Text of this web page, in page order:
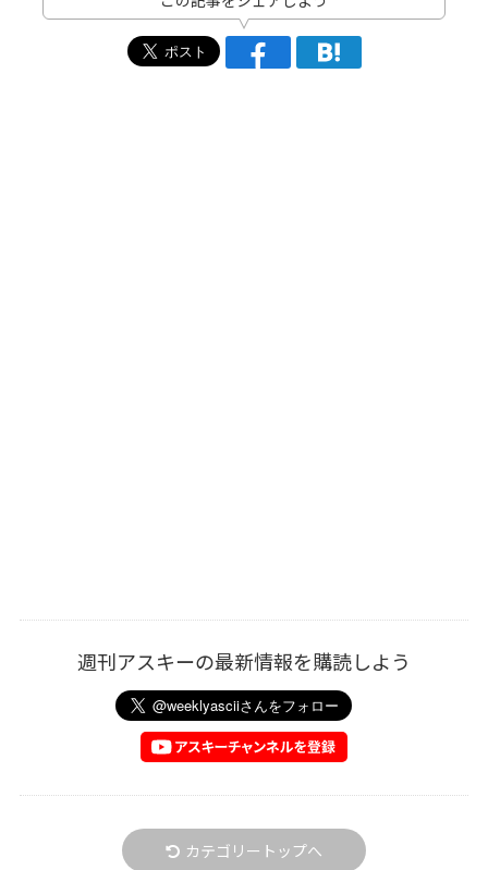
週刊アスキーの最新情報を購読しよう
カテゴリートップへ